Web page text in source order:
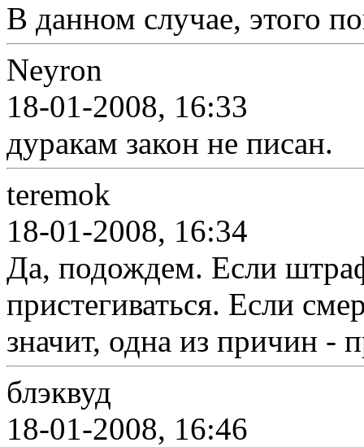
В данном случае, этого
Neyron
18-01-2008, 16:33
дуракам закон не писан.
teremok
18-01-2008, 16:34
Да, подождем. Если
пристегиваться. Если
значит, одна из причин -
блэквуд
18-01-2008, 16:46